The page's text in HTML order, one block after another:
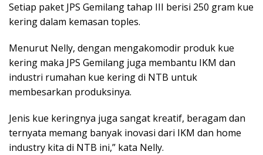
Setiap paket JPS Gemilang tahap III berisi 250 gram kue
kering dalam kemasan toples.
Menurut Nelly, dengan mengakomodir produk kue
kering maka JPS Gemilang juga membantu IKM dan
industri rumahan kue kering di NTB untuk
membesarkan produksinya.
Jenis kue keringnya juga sangat kreatif, beragam dan
ternyata memang banyak inovasi dari IKM dan home
industry kita di NTB ini,” kata Nelly.